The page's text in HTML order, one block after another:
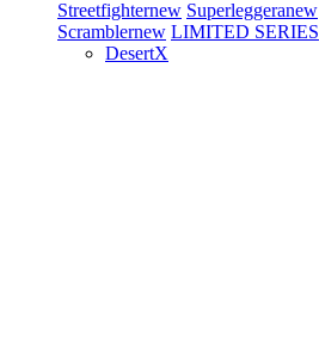
Streetfighternew Superleggeranew
Scramblernew LIMITED SERIES
DesertX